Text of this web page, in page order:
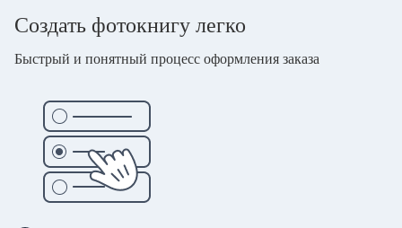
Создать фотокнигу легко
Быстрый и понятный процесс оформления заказа